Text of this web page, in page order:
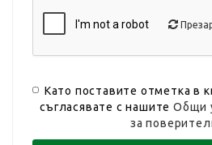
Като поставите отметка в
съгласявате с нашитеОбщи
за